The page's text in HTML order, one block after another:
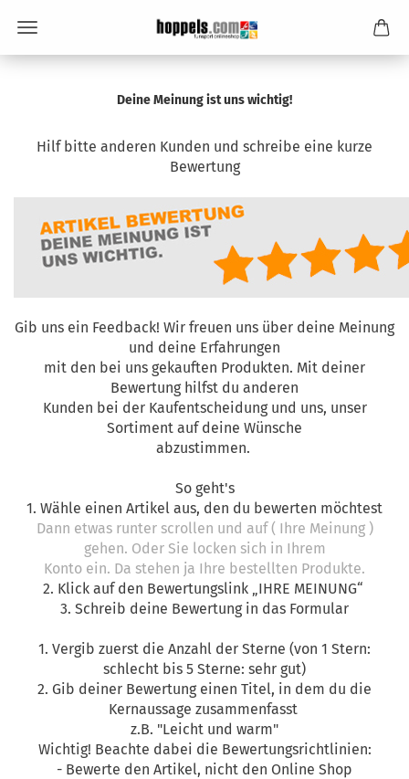
Deine Meinung ist uns wichtig!
Hilf bitte anderen Kunden und schreibe eine kurze
Bewertung
Gib uns ein Feedback! Wir freuen uns über deine Meinung
und deine Erfahrungen
mit den bei uns gekauften Produkten. Mit deiner
Bewertung hilfst du anderen
Kunden bei der Kaufentscheidung und uns, unser
Sortiment auf deine Wünsche
abzustimmen.
So geht's
1. Wähle einen Artikel aus, den du bewerten möchtest
Dann etwas runter scrollen und auf ( Ihre Meinung )
gehen. Oder Sie locken sich in Ihrem
Konto ein. Da stehen ja Ihre bestellten Produkte.
2. Klick auf den Bewertungslink „IHRE MEINUNG“
3. Schreib deine Bewertung in das Formular
1. Vergib zuerst die Anzahl der Sterne (von 1 Stern:
schlecht bis 5 Sterne: sehr gut)
2. Gib deiner Bewertung einen Titel, in dem du die
Kernaussage zusammenfasst
z.B. "Leicht und warm"
Wichtig! Beachte dabei die Bewertungsrichtlinien:
- Bewerte den Artikel, nicht den Online Shop